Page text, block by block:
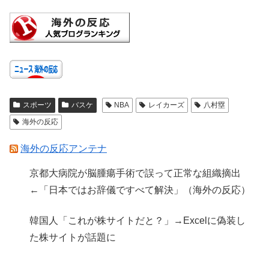
スポーツ バスケ NBA レイカーズ
八村塁
海外の反応
海外の反応アンテナ
京都大病院が脳腫瘍手術で誤って正常な組織摘出
←「日本ではお辞儀ですべて解決」（海外の反応）
韓国人「これが株サイトだと？」→Excelに偽装し
た株サイトが話題に